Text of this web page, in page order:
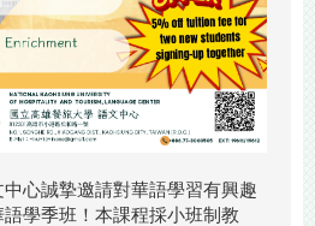
心誠摯邀請對華語學習有興趣
學季班！本課程採小班制教